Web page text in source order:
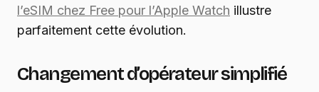
l’eSIM chez Free pour l’Apple Watch illustre
parfaitement cette évolution.
Changement d’opérateur simplifié